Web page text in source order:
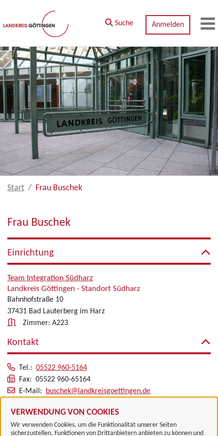
Zum Hauptinhalt springen
VERWENDUNG VON COOKIES
Wir verwenden Cookies, um die Funktionalität unserer Seiten
sicherzustellen, Funktionen von Drittanbietern anbieten zu können und
Suche Anmelden
Start Frau Buschek
Frau Buschek
Einrichtung
Team Integration Südharz
Landkreis Göttingen - Standort Südharz
Bahnhofstraße 10
37431 Bad Lauterberg im Harz
Zimmer: A223
Kontakt
Tel.: 05522 960-5164
Fax: 05522 960-65164
E-Mail:
buschek@landkreisgoettingen.de
Alle zugeordneten Einrichtungen